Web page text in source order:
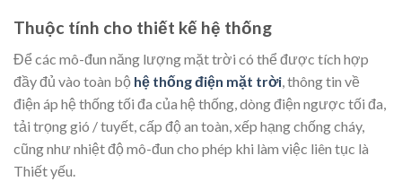
Thuộc tính cho thiết kế hệ thống
Để các mô-đun năng lượng mặt trời có thể được tích hợp
đầy đủ vào toàn bộ hệ thống điện mặt trời , thông tin về
điện áp hệ thống tối đa của hệ thống, dòng điện ngược tối đa,
tải trọng gió / tuyết, cấp độ an toàn, xếp hạng chống cháy,
cũng như nhiệt độ mô-đun cho phép khi làm việc liên tục là
Thiết yếu.